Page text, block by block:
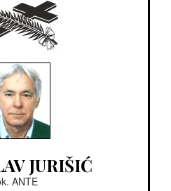
JURIŠIĆ
ANTE